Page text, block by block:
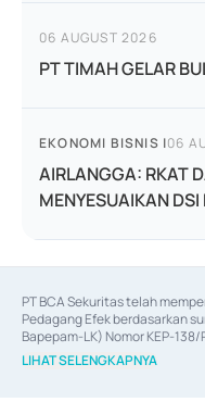
06 AUGUST 2026
PT TIMAH GELAR
EKONOMI BISNIS |06
AIRLANGGA: RKAT
MENYESUAIKAN
PT BCA Sekuritas telah
Pedagang Efek berdasarkan
Bapepam-LK) Nomor KEP-
06/D.04/2014 tanggal 28
Efek berdasarkan surat
LIHAT SELENGKAPNYA